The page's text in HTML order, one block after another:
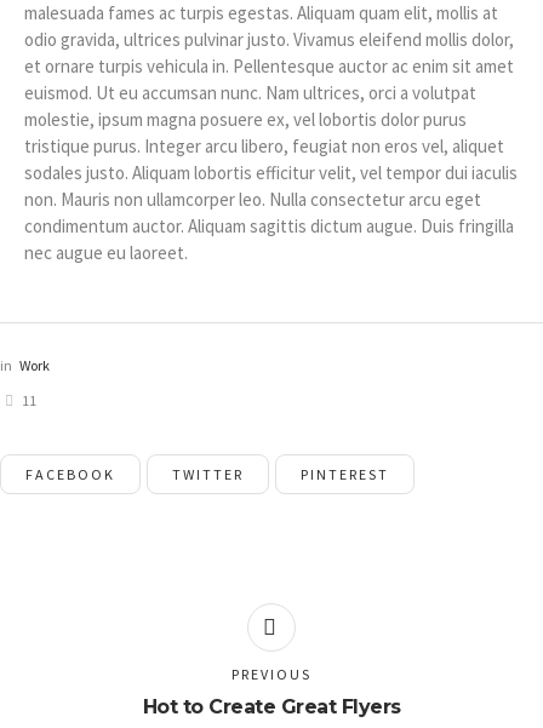
malesuada fames ac turpis egestas. Aliquam quam elit, mollis at
odio gravida, ultrices pulvinar justo. Vivamus eleifend mollis dolor,
et ornare turpis vehicula in. Pellentesque auctor ac enim sit amet
euismod. Ut eu accumsan nunc. Nam ultrices, orci a volutpat
molestie, ipsum magna posuere ex, vel lobortis dolor purus
tristique purus. Integer arcu libero, feugiat non eros vel, aliquet
sodales justo. Aliquam lobortis efficitur velit, vel tempor dui iaculis
non. Mauris non ullamcorper leo. Nulla consectetur arcu eget
condimentum auctor. Aliquam sagittis dictum augue. Duis fringilla
nec augue eu laoreet.
in Work
11
FACEBOOK TWITTER PINTEREST
Hot to Create Great Flyers
PREVIOUS